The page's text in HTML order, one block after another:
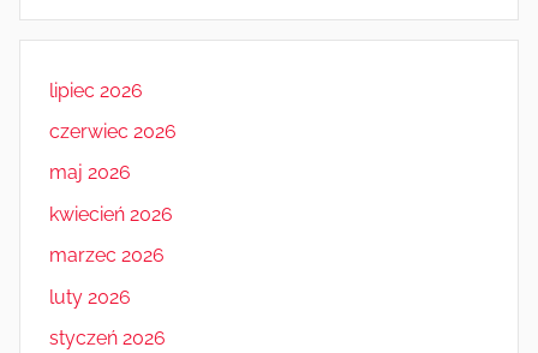
lipiec 2026
czerwiec 2026
maj 2026
kwiecień 2026
marzec 2026
luty 2026
styczeń 2026